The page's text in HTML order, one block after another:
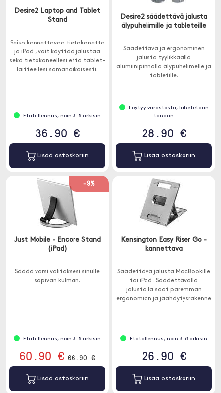
Desire2 Laptop and Tablet
Stand
Seiso kannettavaa tietokonetta
ja iPad , voit käyttää jalustaa
sekä tietokoneellesi että tablet-
laitteellesi samanaikaisesti.
Etätallennus, noin 3-8 arkisin
36.90 €
Lisää ostoskoriin
Desire2 säädettävä jalusta
älypuhelimille ja tableteille
Säädettävä ja ergonominen
jalusta tyylikkäällä
alumiinipinnalla älypuhelimelle ja
tabletille.
Löytyy varastosta, lähetetään
tänään
28.90 €
Lisää ostoskoriin
-9%
Just Mobile - Encore Stand
(iPad)
Säädä varsi valitaksesi sinulle
sopivan kulman.
Etätallennus, noin 3-8 arkisin
60.90 € 66.90 €
Lisää ostoskoriin
Kensington Easy Riser Go -
kannettava
Säädettävä jalusta MacBookille
tai iPad . Säädettävällä
jalustalla saat paremman
ergonomian ja jäähdytysrakenne
Etätallennus, noin 3-8 arkisin
26.90 €
Lisää ostoskoriin